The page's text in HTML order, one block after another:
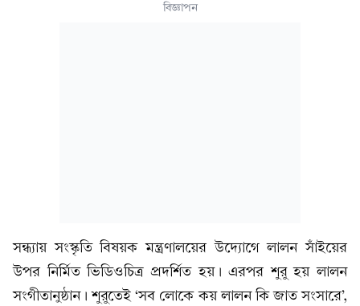
বিজ্ঞাপন
সন্ধ্যায় সংস্কৃতি বিষয়ক মন্ত্রণালয়ের উদ্যোগে লালন সাঁইয়ের
উপর নির্মিত ভিডিওচিত্র প্রদর্শিত হয়। এরপর শুরু হয় লালন
সংগীতানুষ্ঠান। শুরুতেই ‘সব লোকে কয় লালন কি জাত সংসারে’,